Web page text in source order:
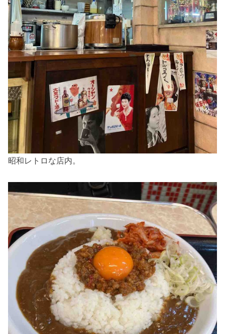
昭和レトロな店内。